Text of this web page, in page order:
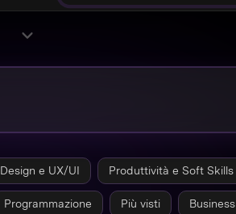
Design e UX/UI Produttività e Soft Skills
Programmazione Più visti Business